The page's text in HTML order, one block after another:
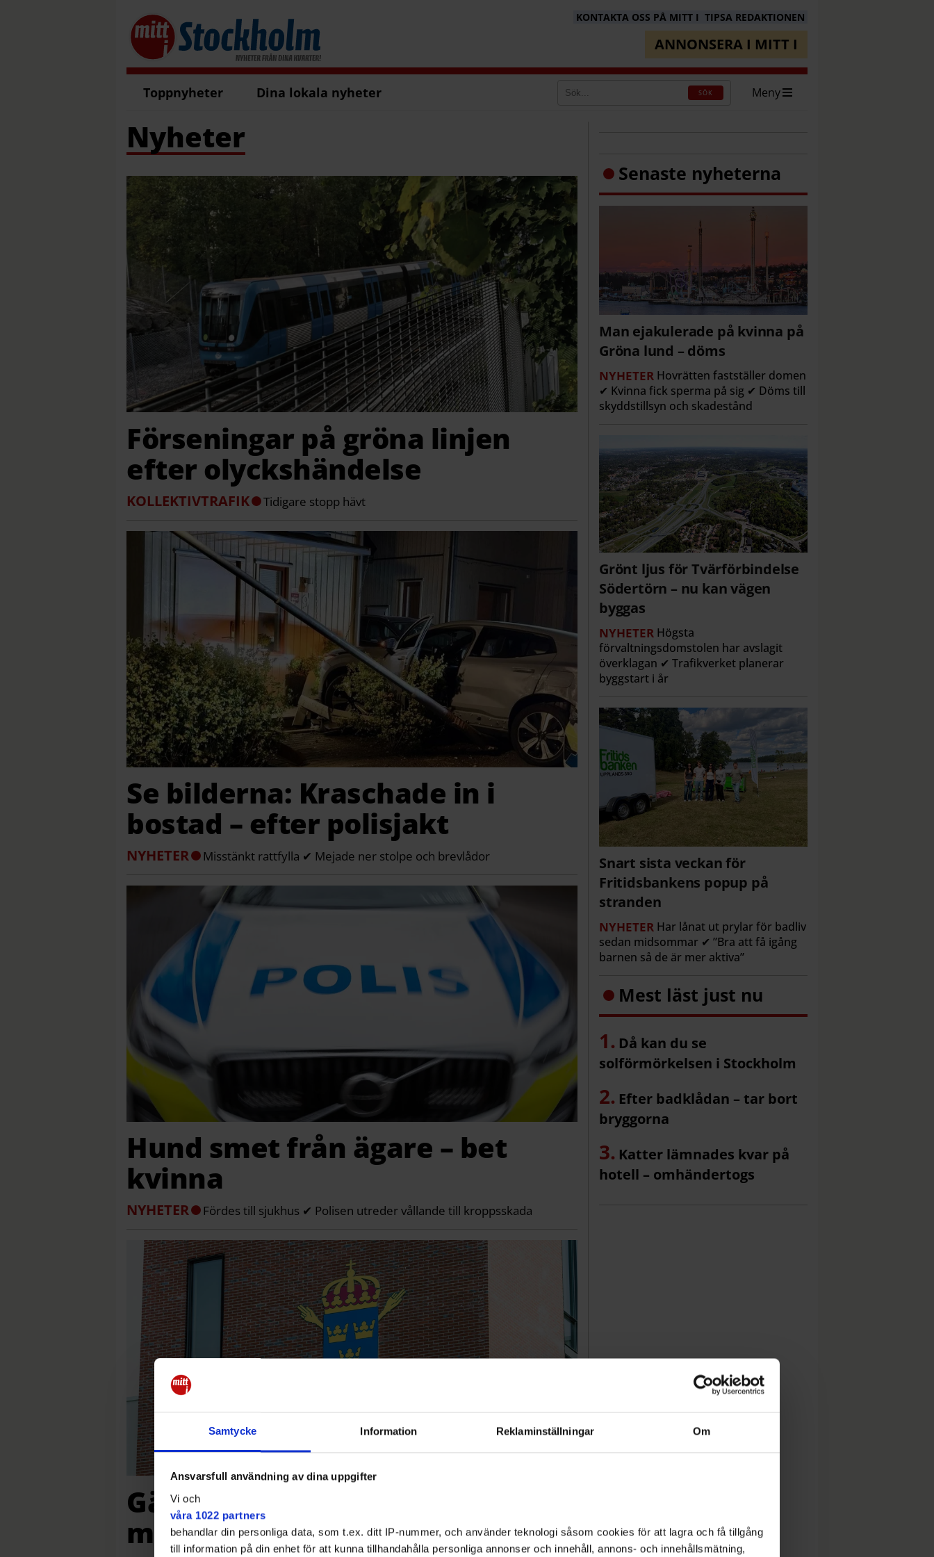
Samtycke Information Reklaminställningar Om
Ansvarsfull användning av dina uppgifter
Vi och
våra 1022 partners
behandlar din personliga data, som t.ex. ditt IP-nummer, och använder teknologi såsom cookies för att lagra och få tillgång
till information på din enhet för att kunna tillhandahålla personliga annonser och innehåll, annons- och innehållsmätning,
KONTAKTA OSS PÅ MITT I TIPSA REDAKTIONEN
ANNONSERA I MITT I
Toppnyheter Dina lokala nyheter SÖK Meny
Nyheter
Förseningar på gröna linjen
efter olyckshändelse
KOLLEKTIVTRAFIK Tidigare stopp hävt
Se bilderna: Kraschade in i
bostad – efter polisjakt
NYHETER Misstänkt rattfylla ✔ Mejade ner stolpe och brevlådor
Hund smet från ägare – bet
kvinna
NYHETER Fördes till sjukhus ✔ Polisen utreder vållande till kroppsskada
Gängtopp gripen i Spanien –
misstänkt i krogskjutning
Senaste nyheterna
Man ejakulerade på kvinna på
Gröna lund – döms
NYHETER Hovrätten fastställer domen
✔ Kvinna fick sperma på sig ✔ Döms till
skyddstillsyn och skadestånd
Grönt ljus för Tvärförbindelse
Södertörn – nu kan vägen
byggas
NYHETER Högsta
förvaltningsdomstolen har avslagit
överklagan ✔ Trafikverket planerar
byggstart i år
Snart sista veckan för
Fritidsbankens popup på
stranden
NYHETER Har lånat ut prylar för badliv
sedan midsommar ✔ ”Bra att få igång
barnen så de är mer aktiva”
Mest läst just nu
Då kan du se
solförmörkelsen i Stockholm
Efter badklådan – tar bort
bryggorna
Katter lämnades kvar på
hotell – omhändertogs